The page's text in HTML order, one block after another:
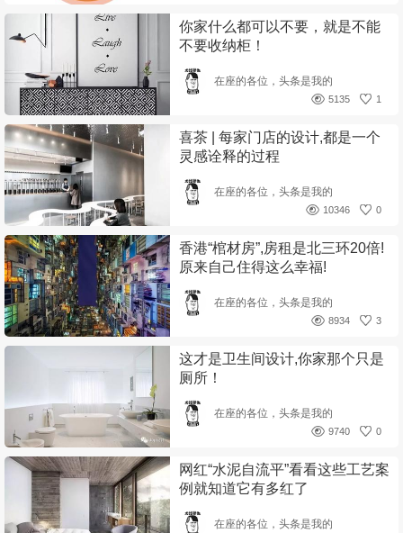
你家什么都可以不要，就是不能
不要收纳柜！
在座的各位，头条是我的
1
5135
喜茶 | 每家门店的设计,都是一个
灵感诠释的过程
在座的各位，头条是我的
0
10346
香港“棺材房”,房租是北三环20倍!
原来自己住得这么幸福!
在座的各位，头条是我的
3
8934
这才是卫生间设计,你家那个只是
厕所！
在座的各位，头条是我的
0
9740
网红“水泥自流平”看看这些工艺案
例就知道它有多红了
在座的各位，头条是我的